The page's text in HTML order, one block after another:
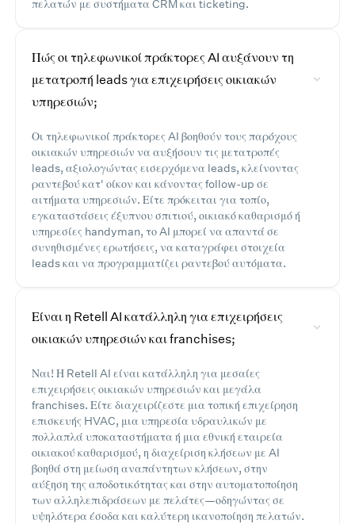
πελατών με συστήματα CRM και ticketing.
Πώς οι τηλεφωνικοί πράκτορες AI αυξάνουν τη
μετατροπή leads για επιχειρήσεις οικιακών
υπηρεσιών;
Οι τηλεφωνικοί πράκτορες AI βοηθούν τους παρόχους
οικιακών υπηρεσιών να αυξήσουν τις μετατροπές
leads, αξιολογώντας εισερχόμενα leads, κλείνοντας
ραντεβού κατ' οίκον και κάνοντας follow-up σε
αιτήματα υπηρεσιών. Είτε πρόκειται για τοπίο,
εγκαταστάσεις έξυπνου σπιτιού, οικιακό καθαρισμό ή
υπηρεσίες handyman, το AI μπορεί να απαντά σε
συνηθισμένες ερωτήσεις, να καταγράφει στοιχεία
leads και να προγραμματίζει ραντεβού αυτόματα.
Είναι η Retell AI κατάλληλη για επιχειρήσεις
οικιακών υπηρεσιών και franchises;
Ναι! Η Retell AI είναι κατάλληλη για μεσαίες
επιχειρήσεις οικιακών υπηρεσιών και μεγάλα
franchises. Είτε διαχειρίζεστε μια τοπική επιχείρηση
επισκευής HVAC, μια υπηρεσία υδραυλικών με
πολλαπλά υποκαταστήματα ή μια εθνική εταιρεία
οικιακού καθαρισμού, η διαχείριση κλήσεων με AI
βοηθά στη μείωση αναπάντητων κλήσεων, στην
αύξηση της αποδοτικότητας και στην αυτοματοποίηση
των αλληλεπιδράσεων με πελάτες—οδηγώντας σε
υψηλότερα έσοδα και καλύτερη ικανοποίηση πελατών.